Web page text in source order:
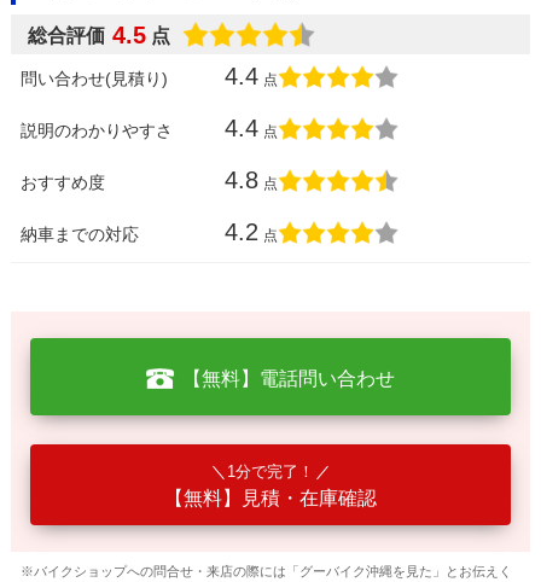
総合評価 4.5 点
問い合わせ(見積り) 4.4 点
説明のわかりやすさ 4.4 点
おすすめ度 4.8 点
納車までの対応 4.2 点
【無料】電話問い合わせ
1分で完了！
【無料】見積・在庫確認
※バイクショップへの問合せ・来店の際には「グーバイク沖縄を見た」とお伝えく